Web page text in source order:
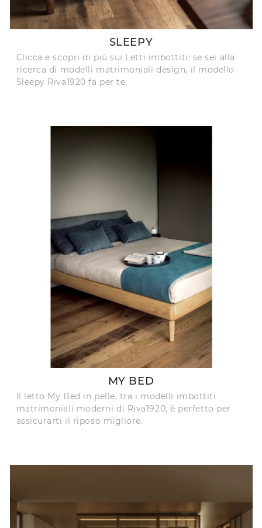
SLEEPY
Clicca e scopri di più sui Letti imbottiti: se sei alla
ricerca di modelli matrimoniali design, il modello
Sleepy Riva1920 fa per te.
MY BED
Il letto My Bed in pelle, tra i modelli imbottiti
matrimoniali moderni di Riva1920, è perfetto per
assicurarti il riposo migliore.